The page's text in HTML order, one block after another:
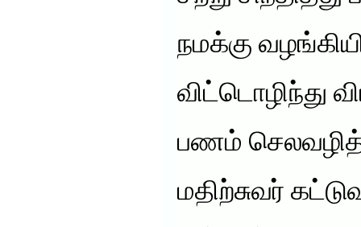
நமக்கு
விட்டொழிந்து
பணம்
மதிற்சுவர்